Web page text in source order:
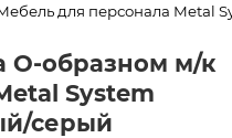
для персонала Metal
О-образном м/к
System
серый